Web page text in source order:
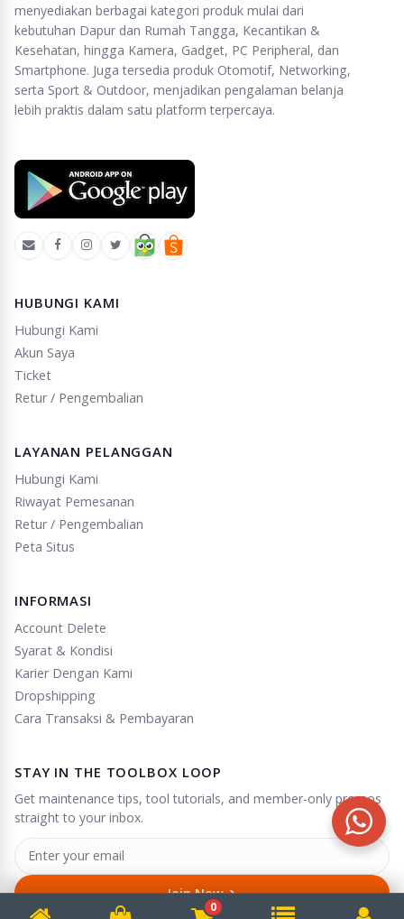
menyediakan berbagai kategori produk mulai dari
kebutuhan Dapur dan Rumah Tangga, Kecantikan &
Kesehatan, hingga Kamera, Gadget, PC Peripheral, dan
Smartphone. Juga tersedia produk Otomotif, Networking,
serta Sport & Outdoor, menjadikan pengalaman belanja
lebih praktis dalam satu platform terpercaya.
HUBUNGI KAMI
Hubungi Kami
Akun Saya
Ticket
Retur / Pengembalian
LAYANAN PELANGGAN
Hubungi Kami
Riwayat Pemesanan
Retur / Pengembalian
Peta Situs
INFORMASI
Account Delete
Syarat & Kondisi
Karier Dengan Kami
Dropshipping
Cara Transaksi & Pembayaran
STAY IN THE TOOLBOX LOOP
Get maintenance tips, tool tutorials, and member-only promos
straight to your inbox.
Join Now→
0